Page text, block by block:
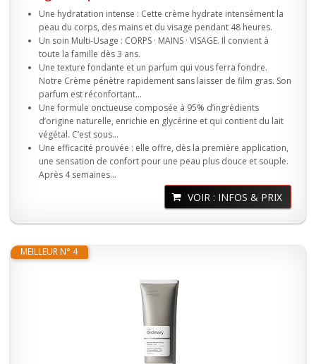
Une hydratation intense : Cette crème hydrate intensément la
peau du corps, des mains et du visage pendant 48 heures.
Un soin Multi-Usage : CORPS · MAINS · VISAGE. Il convient à
toute la famille dès 3 ans.
Une texture fondante et un parfum qui vous ferra fondre.
Notre Crème pénètre rapidement sans laisser de film gras. Son
parfum est réconfortant...
Une formule onctueuse composée à 95% d’ingrédients
d’origine naturelle, enrichie en glycérine et qui contient du lait
végétal. C’est sous...
Une efficacité prouvée : elle offre, dès la première application,
une sensation de confort pour une peau plus douce et souple.
Après 4 semaines...
VOIR : INFOS & PRIX
MEILLEUR N° 4